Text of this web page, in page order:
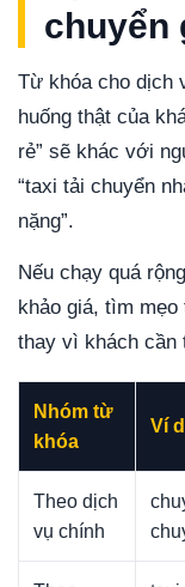
chuyển
Từ khóa cho dịch
huống thật của
rẻ” sẽ khác với
“taxi tải chuyển
nặng”.
Nếu chạy quá
khảo giá, tìm
thay vì khách cần
Nhóm từ
khóa
Ví
Theo dịch
vụ chính